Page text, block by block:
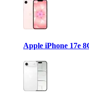
Apple iPhone 17e